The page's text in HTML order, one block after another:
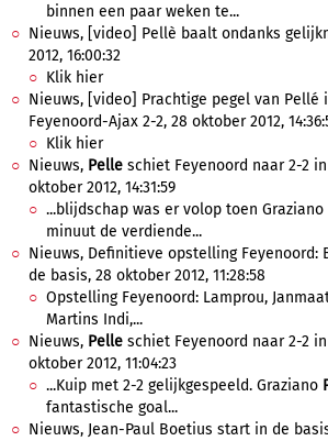
binnen een paar weken te...
Nieuws, [video] Pellè baalt ondanks
2012, 16:00:32
Klik hier
Nieuws, [video] Prachtige pegel van Pellé
Feyenoord-Ajax 2-2, 28 oktober 2012,
Klik hier
Nieuws, Pelle schiet Feyenoord naar 2-2
oktober 2012, 14:31:59
...blijdschap was er volop toen Graziano
minuut de verdiende...
Nieuws, Definitieve opstelling Feyenoord:
de basis, 28 oktober 2012, 11:28:58
Opstelling Feyenoord: Lamprou,
Martins Indi,...
Nieuws, Pelle schiet Feyenoord naar 2-2
oktober 2012, 11:04:23
...Kuip met 2-2 gelijkgespeeld. Graziano
fantastische goal...
Nieuws, Jean-Paul Boetius start in de